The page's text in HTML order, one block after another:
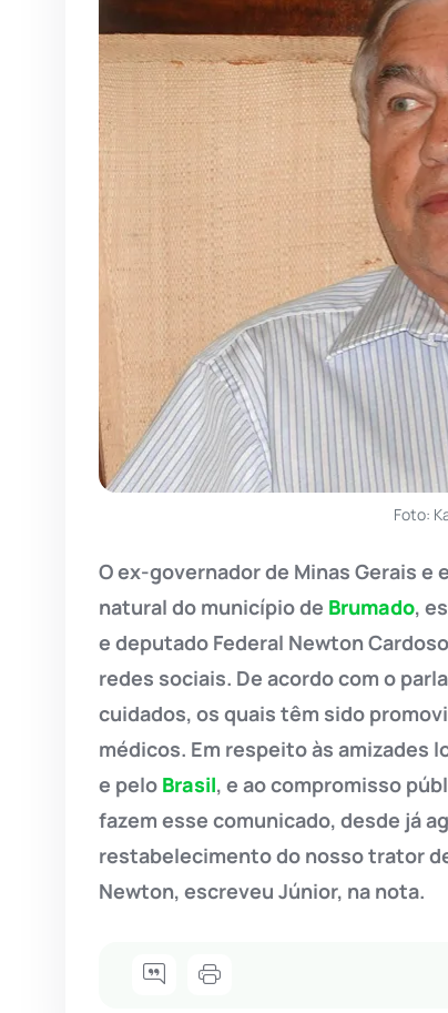
Foto:
O ex-governador de Minas Gerais
natural do município de Brumado,
e deputado Federal Newton
redes sociais. De acordo com o
cuidados, os quais têm sido
médicos. Em respeito às amizades
e pelo Brasil, e ao compromisso
fazem esse comunicado, desde já
restabelecimento do nosso trator
Newton, escreveu Júnior, na nota.